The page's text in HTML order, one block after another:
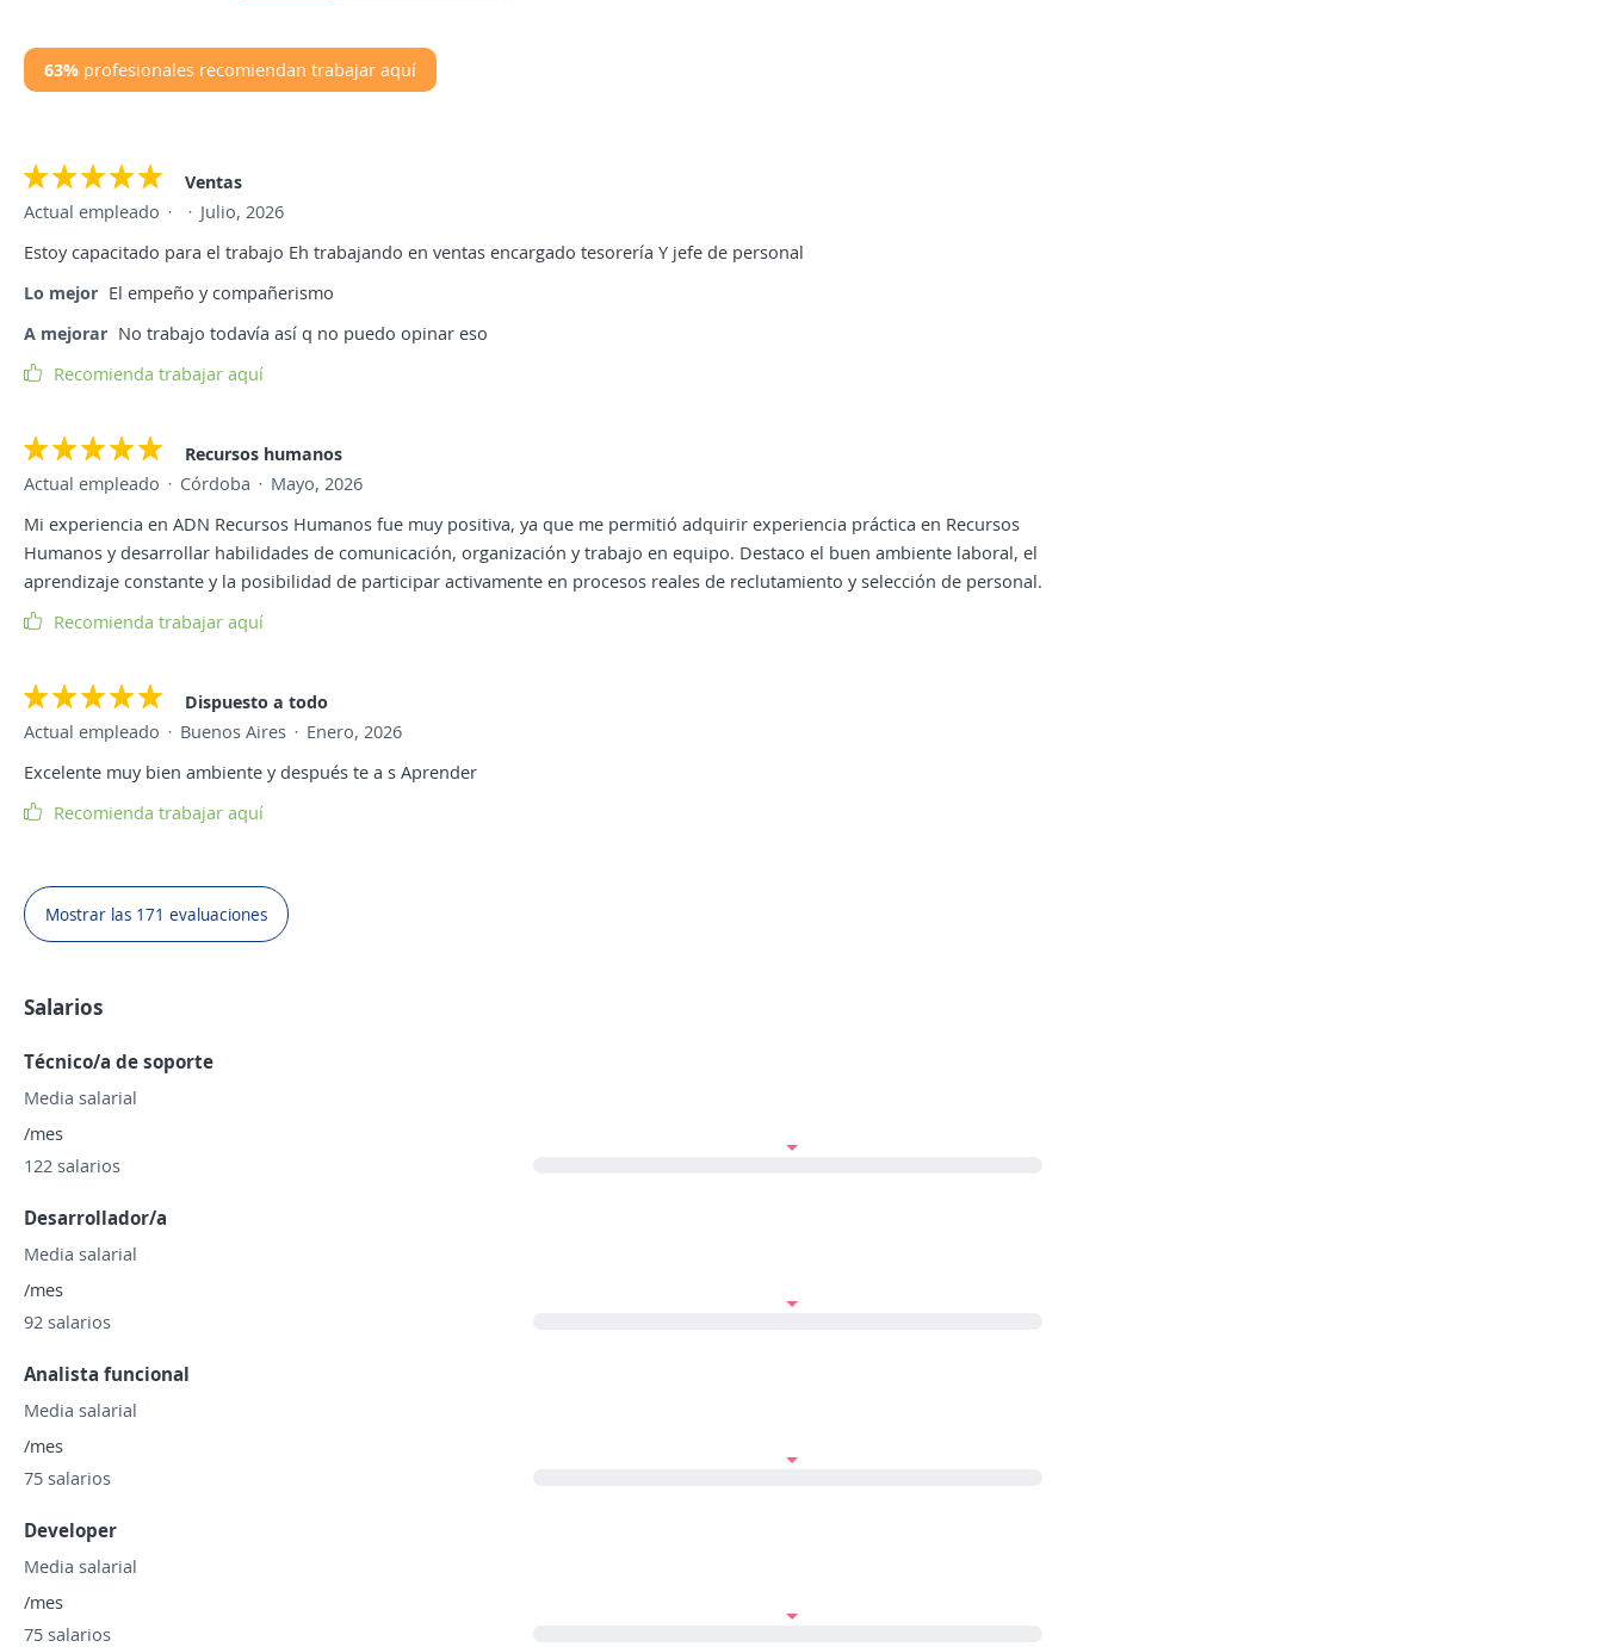
63% profesionales recomiendan trabajar aquí
Ventas
Actual empleado
Julio, 2026
Estoy capacitado para el trabajo Eh trabajando en ventas encargado tesorería Y jefe de personal
Lo mejor El empeño y compañerismo
A mejorar No trabajo todavía así q no puedo opinar eso
Recomienda trabajar aquí
Recursos humanos
Actual empleado
Córdoba
Mayo, 2026
Mi experiencia en ADN Recursos Humanos fue muy positiva, ya que me permitió adquirir experiencia práctica en Recursos
Humanos y desarrollar habilidades de comunicación, organización y trabajo en equipo. Destaco el buen ambiente laboral, el
aprendizaje constante y la posibilidad de participar activamente en procesos reales de reclutamiento y selección de personal.
Recomienda trabajar aquí
Dispuesto a todo
Actual empleado
Buenos Aires
Enero, 2026
Excelente muy bien ambiente y después te a s Aprender
Recomienda trabajar aquí
Mostrar las 171 evaluaciones
Salarios
Técnico/a de soporte
Media salarial
/mes
122 salarios
Desarrollador/a
Media salarial
/mes
92 salarios
Analista funcional
Media salarial
/mes
75 salarios
Developer
Media salarial
/mes
75 salarios